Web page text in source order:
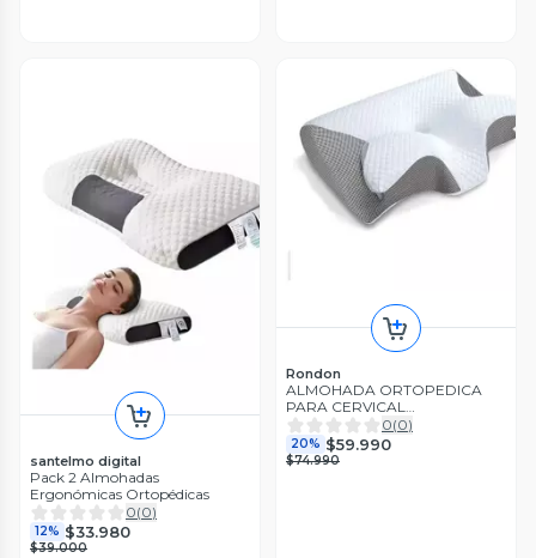
santelmo digital
Pack 2 Almohadas
Ergonómicas Ortopédicas
0(0)
12% $33.980
$39.000
Rondon
ALMOHADA ORTOPEDICA
PARA CERVICAL
ERGONOMICA LAU
0(0)
20% $59.990
$74.990